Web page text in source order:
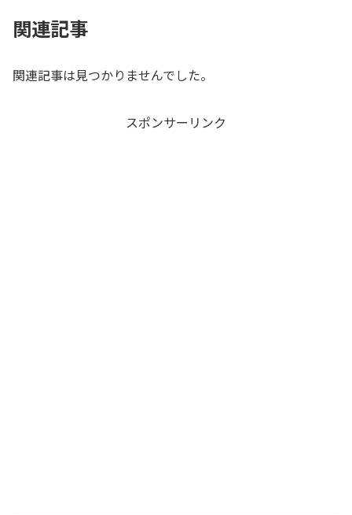
関連記事
関連記事は見つかりませんでした。
スポンサーリンク